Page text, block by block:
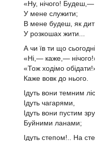
«Ну, нічого!
У мене служити;
В мене будеш, як
У розкошах жити...
А чи їв ти що
«Ні,— каже,—
«Тож ходімо
Каже вовк до нього.
Ідуть вони темним
Ідуть чагарями,
Ідуть вони пустим
Буйними ланами;
Ідуть степом!.. На